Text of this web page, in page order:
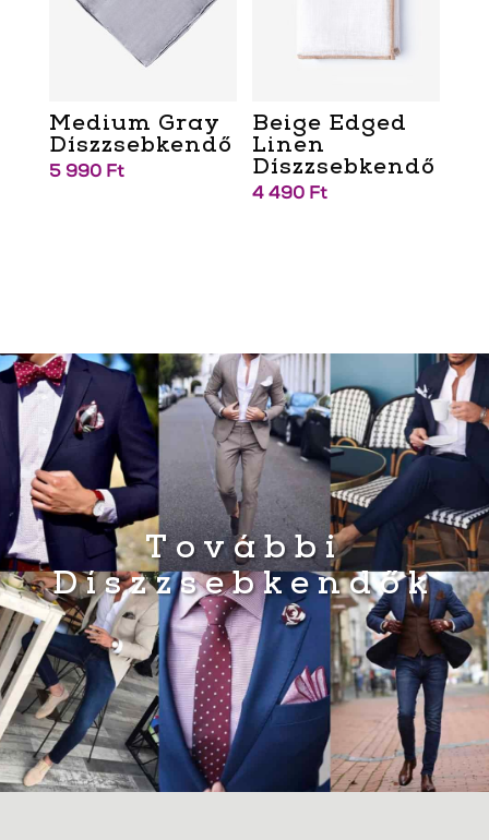
Medium Gray
Díszzsebkendő
5 990 Ft
Beige Edged
Linen
Díszzsebkendő
4 490 Ft
További
Díszzsebkendők